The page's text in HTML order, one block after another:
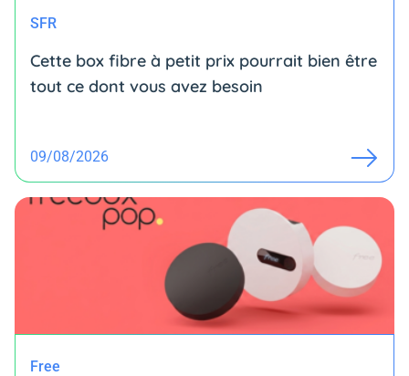
SFR
Cette box fibre à petit prix pourrait bien être
tout ce dont vous avez besoin
09/08/2026
Free